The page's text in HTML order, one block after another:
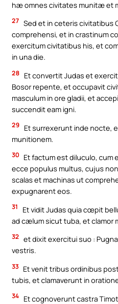
hæ omnes civitates munitæ et
27 Sed et in ceteris civitatibus
comprehensi, et in crastinum
exercitum civitatibus his, et
in una die.
28
Et convertit Judas et
Bosor repente, et occupavit
masculum in ore gladii, et
succendit eam igni.
29
Et surrexerunt inde nocte,
munitionem.
30 Et factum est diluculo, cum
ecce populus multus, cujus
scalas et machinas ut
expugnarent eos.
31
Et vidit Judas quia cœpit
ad cælum sicut tuba, et clamor
32 et dixit exercitui suo :
vestris.
33 Et venit tribus ordinibus
tubis, et clamaverunt in
34 Et cognoverunt castra